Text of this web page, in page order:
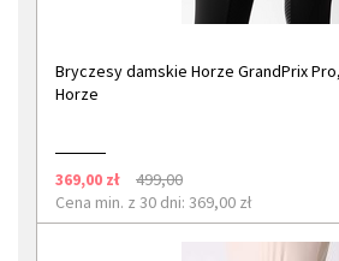
Bryczesy damskie Horze GrandPrix
Horze
369,00 zł
499,00
Cena min. z 30 dni: 369,00 zł